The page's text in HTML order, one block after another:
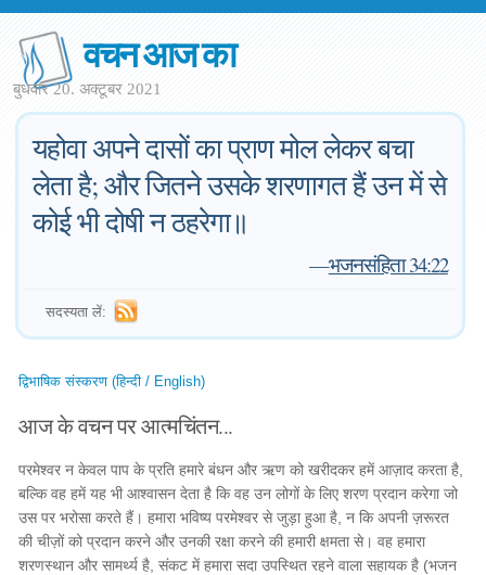
वचन आज का
बुधवार 20. अक्टूबर 2021
यहोवा अपने दासों का प्राण मोल लेकर बचा
लेता है; और जितने उसके शरणागत हैं उन में से
कोई भी दोषी न ठहरेगा॥
—भजनसंहिता 34:22
सदस्यता लें:
द्विभाषिक संस्करण (हिन्दी / English)
आज के वचन पर आत्मचिंतन...
परमेश्वर न केवल पाप के प्रति हमारे बंधन और ऋण को खरीदकर हमें आज़ाद करता है,
बल्कि वह हमें यह भी आश्वासन देता है कि वह उन लोगों के लिए शरण प्रदान करेगा जो
उस पर भरोसा करते हैं। हमारा भविष्य परमेश्वर से जुड़ा हुआ है, न कि अपनी ज़रूरत
की चीज़ों को प्रदान करने और उनकी रक्षा करने की हमारी क्षमता से। वह हमारा
शरणस्थान और सामर्थ्य है, संकट में हमारा सदा उपस्थित रहने वाला सहायक है (भजन